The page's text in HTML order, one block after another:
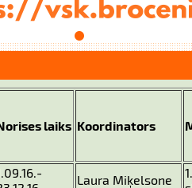
laiks Koordinators
Laura Miķelsone